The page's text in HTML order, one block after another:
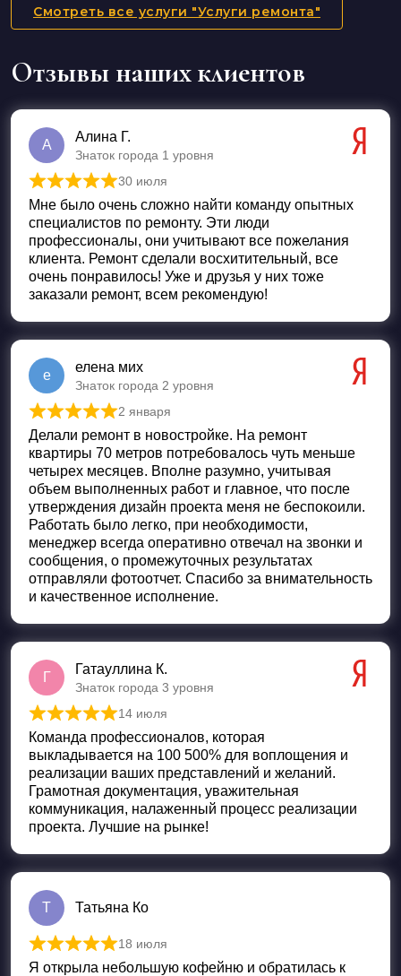
Смотреть все услуги "Услуги ремонта"
Отзывы наших клиентов
А
Алина Г.
Знаток города 1 уровня
Оценка 5 из 5
30 июля
Мне было очень сложно найти команду опытных
специалистов по ремонту. Эти люди
профессионалы, они учитывают все пожелания
клиента. Ремонт сделали восхитительный, все
очень понравилось! Уже и друзья у них тоже
заказали ремонт, всем рекомендую!
е
елена мих
Знаток города 2 уровня
Оценка 5из 5
2 января
Делали ремонт в новостройке. На ремонт
квартиры 70 метров потребовалось чуть меньше
четырех месяцев. Вполне разумно, учитывая
объем выполненных работ и главное, что после
утверждения дизайн проекта меня не беспокоили.
Работать было легко, при необходимости,
менеджер всегда оперативно отвечал на звонки и
сообщения, о промежуточных результатах
отправляли фотоотчет. Спасибо за внимательность
и качественное исполнение.
Г
Гатауллина К.
Знаток города 3 уровня
Оценка 5 из 5
14 июля
Команда профессионалов, которая
выкладывается на 100 500% для воплощения и
реализации ваших представлений и желаний.
Грамотная документация, уважительная
коммуникация, налаженный процесс реализации
проекта. Лучшие на рынке!
Т Татьяна Ко
Оценка5 из 5
18 июля
Я открыла небольшую кофейню и обратилась к